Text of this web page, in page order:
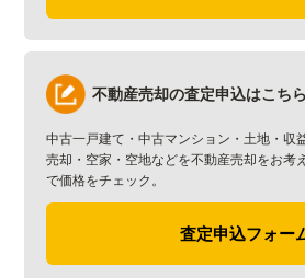
不動産売却の査定申込はこちら
中古一戸建て・中古マンション・土地・収
売却・空家・空地などを不動産売却をお考
で価格をチェック。
査定申込フォー